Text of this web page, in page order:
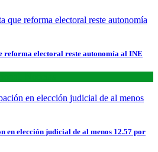
reforma electoral reste autonomía al INE
en elección judicial de al menos 12.57 por